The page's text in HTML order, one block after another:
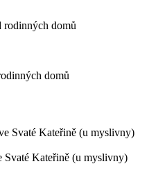
rodinných domů
domů
Svaté Kateřině (u myslivny)
Svaté Kateřině (u myslivny)